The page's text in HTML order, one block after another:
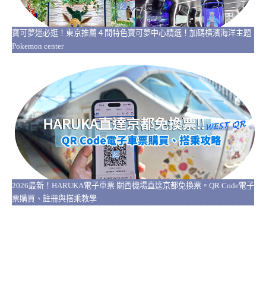
寶可夢迷必逛！東京推薦４間特色寶可夢中心精選！加碼橫濱海洋主題
Pokemon center
2026最新！HARUKA電子車票 關西機場直達京都免換票。QR Code電子
票購買、註冊與搭乘教學